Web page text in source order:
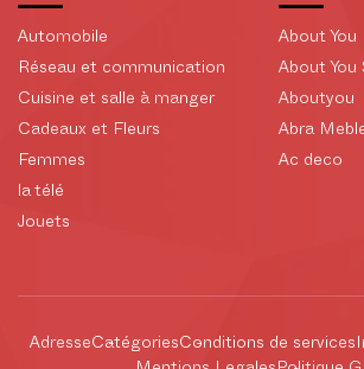
Automobile
Réseau et communication
Cuisine et salle à manger
Cadeaux et Fleurs
Femmes
la télé
Jouets
About You
About You
Aboutyou
Abra
Ac deco
Adresse Catégories Conditions de services